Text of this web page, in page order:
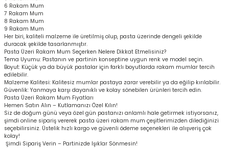
6 Rakam Mum
7 Rakam Mum
8 Rakam Mum
9 Rakam Mum
Her biri, kaliteli malzeme ile üretilmiş olup, pasta üzerinde dengeli şekilde
duracak şekilde tasarlanmıştır.
Pasta Üzeri Rakam Mum Seçerken Nelere Dikkat Etmelisiniz?
Tema Uyumu: Pastanın ve partinin konseptine uygun renk ve model seçin.
Boyut: Küçük ya da büyük pastalar için farklı boyutlarda rakam mumlar tercih
edilebilir.
Malzeme Kalitesi: Kalitesiz mumlar pastaya zarar verebilir ya da eğilip kırılabilir.
Güvenlik: Yanmaya karşı dayanıklı ve kolay sönebilen ürünleri tercih edin.
Pasta Üzeri Rakam Mum Fiyatları
Hemen Satın Alın – Kutlamanızı Özel Kılın!
Siz de doğum günü veya özel gün pastanızı anlamlı hale getirmek istiyorsanız,
şimdi online sipariş vererek pasta üzeri rakam mum çeşitlerimizden dilediğinizi
seçebilirsiniz. Üstelik hızlı kargo ve güvenli ödeme seçenekleri ile alışveriş çok
kolay!
Şimdi Sipariş Verin – Partinizde Işıklar Sönmesin!